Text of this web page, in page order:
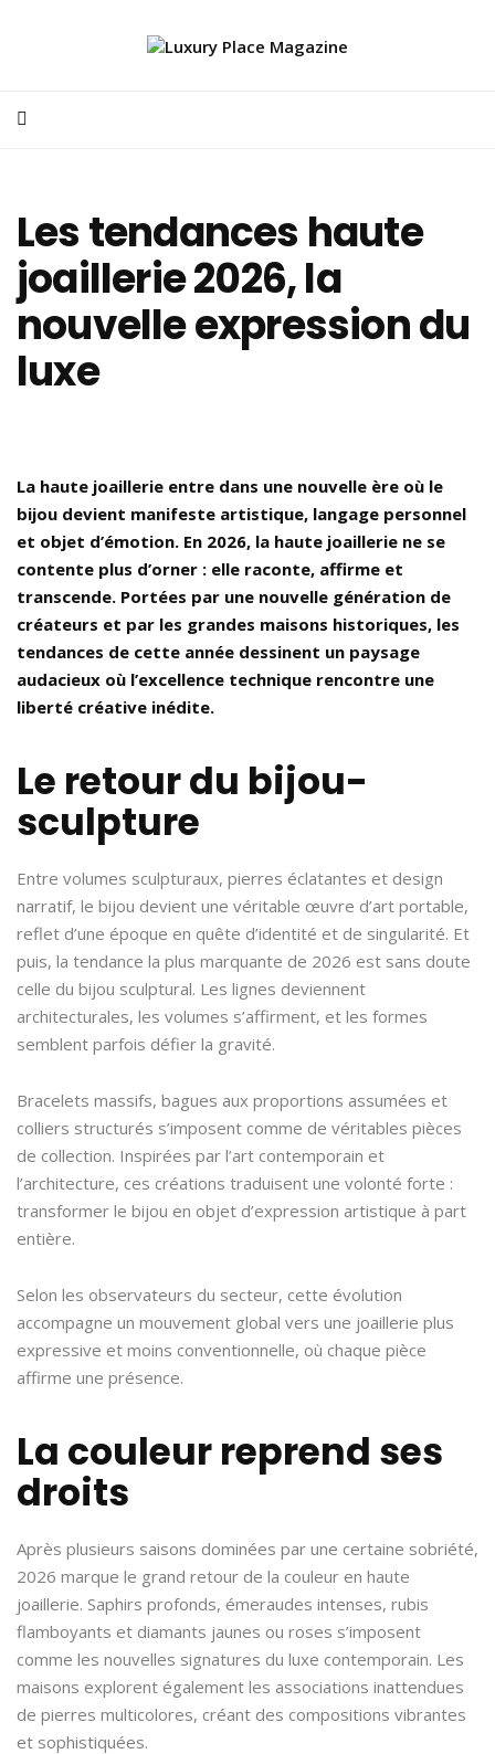
Les tendances haute
joaillerie 2026, la
nouvelle expression du
luxe
La haute joaillerie entre dans une nouvelle ère où le
bijou devient manifeste artistique, langage personnel
et objet d’émotion. En 2026, la haute joaillerie ne se
contente plus d’orner : elle raconte, affirme et
transcende. Portées par une nouvelle génération de
créateurs et par les grandes maisons historiques, les
tendances de cette année dessinent un paysage
audacieux où l’excellence technique rencontre une
liberté créative inédite.
Le retour du bijou-
sculpture
Entre volumes sculpturaux, pierres éclatantes et design
narratif, le bijou devient une véritable œuvre d’art portable,
reflet d’une époque en quête d’identité et de singularité. Et
puis, la tendance la plus marquante de 2026 est sans doute
celle du bijou sculptural. Les lignes deviennent
architecturales, les volumes s’affirment, et les formes
semblent parfois défier la gravité.
Bracelets massifs, bagues aux proportions assumées et
colliers structurés s’imposent comme de véritables pièces
de collection. Inspirées par l’art contemporain et
l’architecture, ces créations traduisent une volonté forte :
transformer le bijou en objet d’expression artistique à part
entière.
Selon les observateurs du secteur, cette évolution
accompagne un mouvement global vers une joaillerie plus
expressive et moins conventionnelle, où chaque pièce
affirme une présence.
La couleur reprend ses
droits
Après plusieurs saisons dominées par une certaine sobriété,
2026 marque le grand retour de la couleur en haute
joaillerie. Saphirs profonds, émeraudes intenses, rubis
flamboyants et diamants jaunes ou roses s’imposent
comme les nouvelles signatures du luxe contemporain. Les
maisons explorent également les associations inattendues
de pierres multicolores, créant des compositions vibrantes
et sophistiquées.